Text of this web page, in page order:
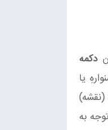
دکمه
یا
(نقشه)
به